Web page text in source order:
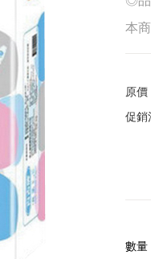
本
原價
促銷
數量